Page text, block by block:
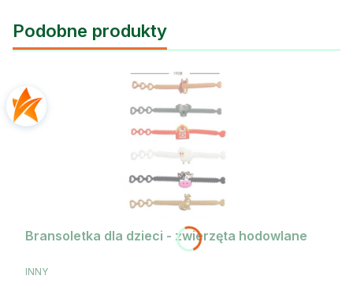
Podobne produkty
Bransoletka dla dzieci - zwierzęta hodowlane
PRODUCENT
INNY